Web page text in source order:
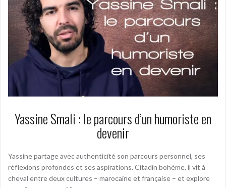
Yassine Smali : le parcours d’un humoriste en
devenir
Yassine partage avec authenticité son parcours personnel, ses
réflexions profondes et ses aspirations. Citadin bohème, il vit à
cheval entre deux cultures – marocaine et française – et explore